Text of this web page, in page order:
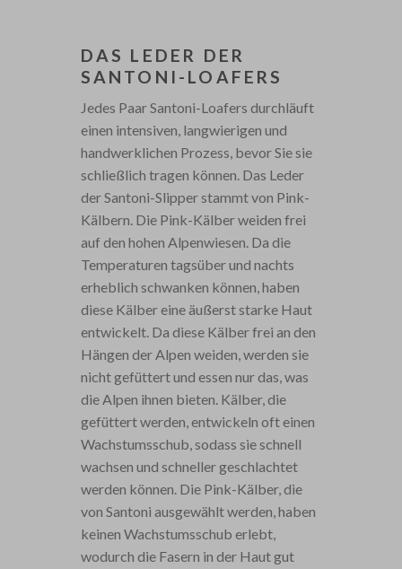
DAS LEDER DER
SANTONI-LOAFERS
Jedes Paar Santoni-Loafers durchläuft
einen intensiven, langwierigen und
handwerklichen Prozess, bevor Sie sie
schließlich tragen können. Das Leder
der Santoni-Slipper stammt von Pink-
Kälbern. Die Pink-Kälber weiden frei
auf den hohen Alpenwiesen. Da die
Temperaturen tagsüber und nachts
erheblich schwanken können, haben
diese Kälber eine äußerst starke Haut
entwickelt. Da diese Kälber frei an den
Hängen der Alpen weiden, werden sie
nicht gefüttert und essen nur das, was
die Alpen ihnen bieten. Kälber, die
gefüttert werden, entwickeln oft einen
Wachstumsschub, sodass sie schnell
wachsen und schneller geschlachtet
werden können. Die Pink-Kälber, die
von Santoni ausgewählt werden, haben
keinen Wachstumsschub erlebt,
wodurch die Fasern in der Haut gut